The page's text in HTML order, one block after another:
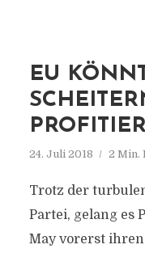
EU
24. Juli 2018 2 Min.
Trotz der
Partei, gelang es
May vorerst